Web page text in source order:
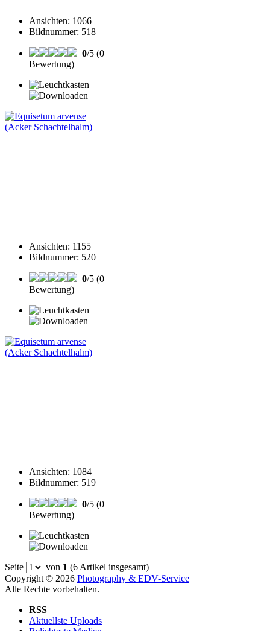
Ansichten: 1066
Bildnummer: 518
0/5 (0
Bewertung)
Ansichten: 1155
Bildnummer: 520
0/5 (0
Bewertung)
Ansichten: 1084
Bildnummer: 519
0/5 (0
Bewertung)
Seite von 1 (6 Artikel insgesamt)
Copyright © 2026 Photography & EDV-Service
Alle Rechte vorbehalten.
RSS
Aktuellste Uploads